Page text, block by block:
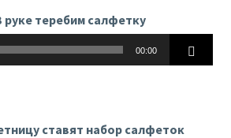
руке теребим салфетку
00:00
ставят набор салфеток